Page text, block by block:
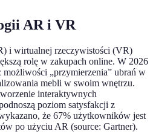
AR i VR
i wirtualnej rzeczywistości (VR)
rolę w zakupach online. W 2026
„przymierzenia” ubrań w
mebli w swoim wnętrzu.
interaktywnych
poziom satysfakcji z
że 67% użytkowników jest
po użyciu AR (source: Gartner).